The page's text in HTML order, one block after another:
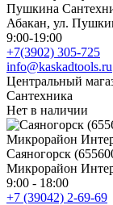
Пушкина
Абакан, ул.
9:00-19:00
+7(3902) 305-725
info@kaskadtools.ru
Центральный
Сантехника
Нет в наличии
Саяногорск
Микрорайон
9:00 - 18:00
+7 (39042) 2-69-69